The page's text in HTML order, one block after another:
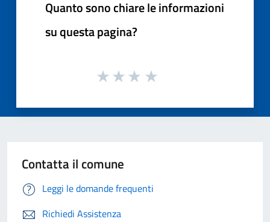
Quanto sono chiare le informazioni
su questa pagina?
Contatta il comune
Leggi le domande frequenti
Richiedi Assistenza